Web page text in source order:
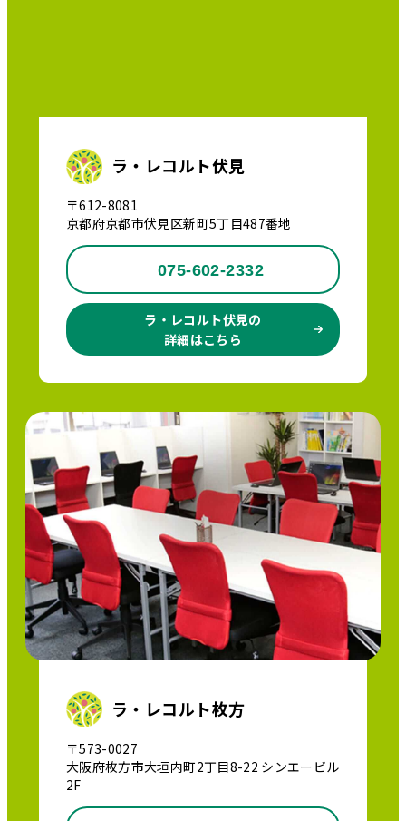
ラ・レコルト伏見
〒612-8081
京都府京都市伏見区新町5丁目487番地
075-602-2332
ラ・レコルト伏見の
詳細はこちら
ラ・レコルト枚方
〒573-0027
大阪府枚方市大垣内町2丁目8-22 シンエービル
2F